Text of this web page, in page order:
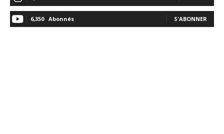
6,350 Abonnés S'ABONNER